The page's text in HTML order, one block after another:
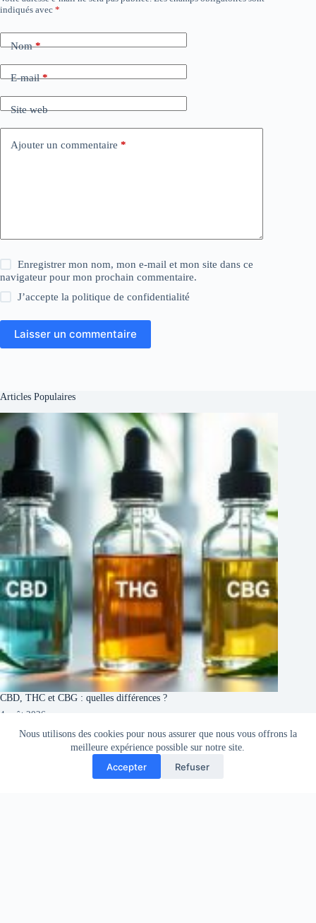
Nous utilisons des cookies pour nous assurer que nous vous offrons la
meilleure expérience possible sur notre site.
Accepter Refuser
indiqués avec *
Nom*
E-mail*
Site web
Ajouter un commentaire *
Enregistrer mon nom, mon e-mail et mon site dans ce
navigateur pour mon prochain commentaire.
J’accepte lapolitique de confidentialité
Laisser un commentaire
Articles Populaires
CBD, THC et CBG : quelles différences ?
4 août 2026